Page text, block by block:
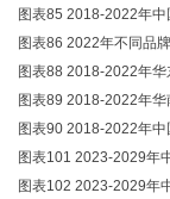
图表85 2018-2022年
图表86 2022年不同品
图表88 2018-2022年
图表89 2018-2022年
图表90 2018-2022年
图表101 2023-2029年
图表102 2023-2029年